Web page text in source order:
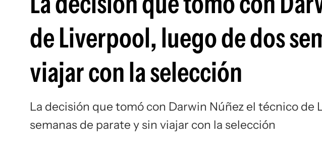
de Liverpool, luego de dos
viajar con la selección
La decisión que tomó con Darwin Núñez el técnico de
semanas de parate y sin viajar con la selección